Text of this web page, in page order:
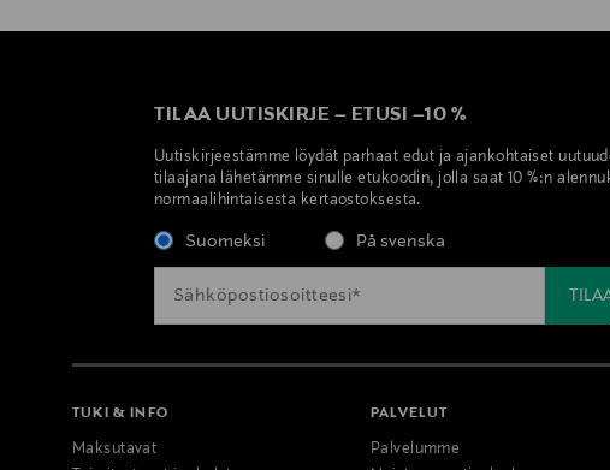
TILAA UUTISKIRJE – ETUSI –10 %
Uutiskirjeestämme löydät parhaat edut ja ajankohtaiset
tilaajana lähetämme sinulle etukoodin, jolla saat 10 %:n
normaalihintaisesta kertaostoksesta.
Suomeksi På svenska
TUKI & INFO
Maksutavat
PALVELUT
Palvelumme